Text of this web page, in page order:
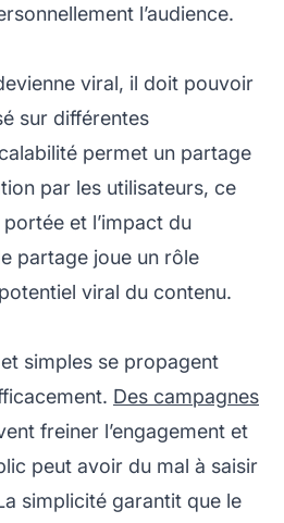
l’audience.
viral, il doit pouvoir
sur différentes
permet un partage
par les utilisateurs, ce
et l’impact du
partage joue un rôle
viral du contenu.
simples se propagent
Des campagnes
freiner l’engagement et
peut avoir du mal à saisir
simplicité garantit que le